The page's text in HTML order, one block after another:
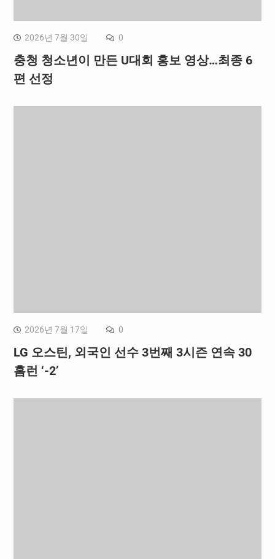
2026년 7월 30일 0
충청 청소년이 만든 U대회 홍보 영상…최종 6
편 선정
2026년 7월 17일 0
LG 오스틴, 외국인 선수 3번째 3시즌 연속 30
홈런 ‘-2’